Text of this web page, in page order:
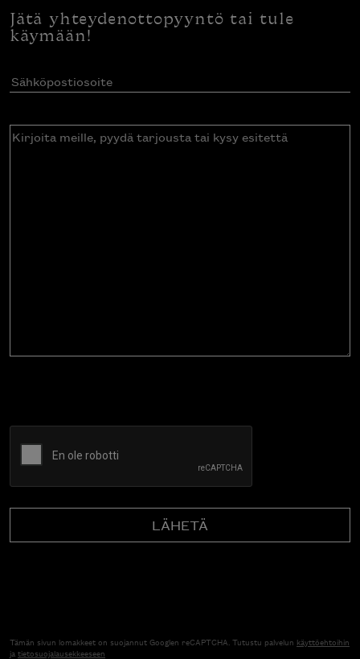
Jätä yhteydenottopyyntö tai tule
käymään!
Sähköpostiosoite(Pakollinen)
Kirjoita
Tämän sivun lomakkeet on suojannut Googlen reCAPTCHA. Tutustu palvelun käyttöehtoihin
jatietosuojalausekkeeseen